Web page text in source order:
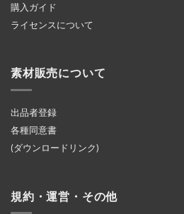
購入ガイド
ライセンスについて
素材販売について
出品者登録
各種同意書
(ダウンロードリンク)
規約・運営・その他